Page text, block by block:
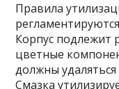
Правила
Корпус подлежит
цветные
должны
Смазка